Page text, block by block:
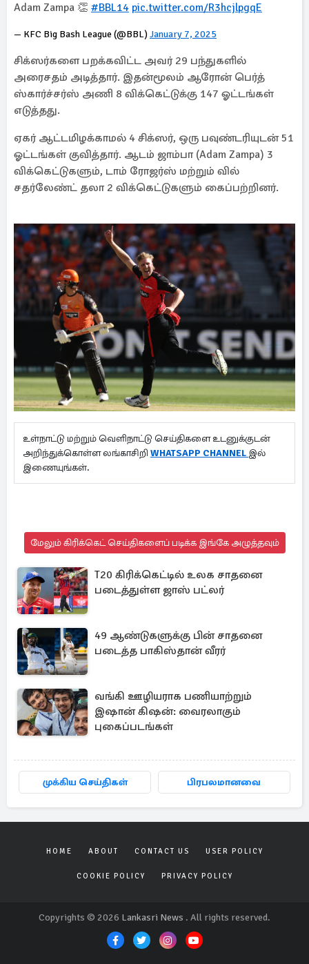
Adam Zampa 👏 #BBL14 pic.twitter.com/R3hcjlpgqE
— KFC Big Bash League (@BBL) January 7, 2025
சிக்ஸர்களை பறக்கவிட்ட அவர் 29 பந்துகளில்
அரைசதம் அடித்தார். இதன்மூலம் ஆரோன் பெர்த்
ஸ்கார்ச்சர்ஸ் அணி 8 விக்கெட்டுக்கு 147 ஓட்டங்கள்
எடுத்தது.
ஏகர் ஆட்டமிழக்காமல் 4 சிக்ஸர், ஒரு பவுண்டரியுடன் 51
ஓட்டங்கள் குவித்தார். ஆடம் ஜாம்பா (Adam Zampa) 3
விக்கெட்டுகளும், டாம் ரோஜர்ஸ் மற்றும் வில்
சதர்லேண்ட் தலா 2 விக்கெட்டுகளும் கைப்பற்றினர்.
உள்நாட்டு மற்றும் வெளிநாட்டு செய்திகளை உடனுக்குடன்
அறிந்துக்கொள்ள லங்காசிறி WHATSAPP CHANNEL இல்
இணையுங்கள்.
மேலும் கிரிக்கெட் செய்திகளைப் படிக்க இங்கே அழுத்தவும்
T20 கிரிக்கெட்டில் உலக சாதனை
படைத்துள்ள ஜாஸ் பட்லர்
49 ஆண்டுகளுக்கு பின் சாதனை
படைத்த பாகிஸ்தான் வீரர்
வங்கி ஊழியராக பணியாற்றும்
இஷான் கிஷன்: வைரலாகும்
புகைப்படங்கள்
முக்கிய செய்திகள் பிரபலமானவை
HOME ABOUT CONTACT US USER POLICY
COOKIE POLICY PRIVACY POLICY
Copyrights © 2026 Lankasri News . All rights reserved.